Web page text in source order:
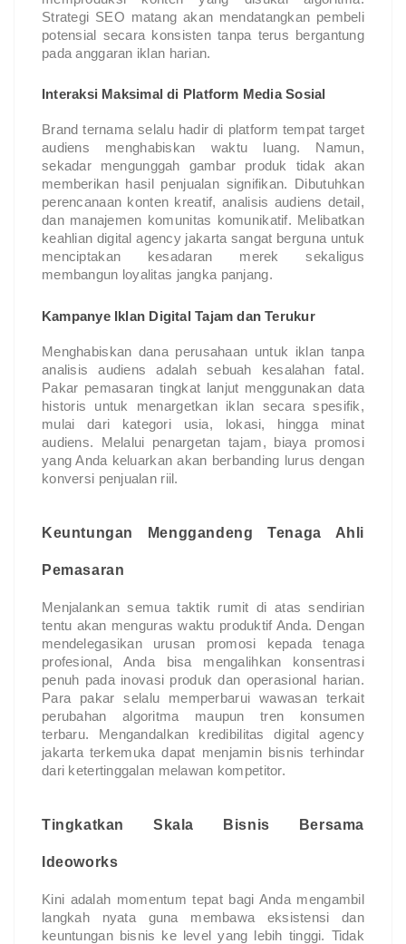
Strategi SEO matang akan mendatangkan pembeli
potensial secara konsisten tanpa terus bergantung
pada anggaran iklan harian.
Interaksi Maksimal di Platform Media Sosial
Brand ternama selalu hadir di platform tempat target
audiens menghabiskan waktu luang. Namun,
sekadar mengunggah gambar produk tidak akan
memberikan hasil penjualan signifikan. Dibutuhkan
perencanaan konten kreatif, analisis audiens detail,
dan manajemen komunitas komunikatif. Melibatkan
keahlian digital agency jakarta sangat berguna untuk
menciptakan kesadaran merek sekaligus
membangun loyalitas jangka panjang.
Kampanye Iklan Digital Tajam dan Terukur
Menghabiskan dana perusahaan untuk iklan tanpa
analisis audiens adalah sebuah kesalahan fatal.
Pakar pemasaran tingkat lanjut menggunakan data
historis untuk menargetkan iklan secara spesifik,
mulai dari kategori usia, lokasi, hingga minat
audiens. Melalui penargetan tajam, biaya promosi
yang Anda keluarkan akan berbanding lurus dengan
konversi penjualan riil.
Keuntungan Menggandeng Tenaga Ahli
Pemasaran
Menjalankan semua taktik rumit di atas sendirian
tentu akan menguras waktu produktif Anda. Dengan
mendelegasikan urusan promosi kepada tenaga
profesional, Anda bisa mengalihkan konsentrasi
penuh pada inovasi produk dan operasional harian.
Para pakar selalu memperbarui wawasan terkait
perubahan algoritma maupun tren konsumen
terbaru. Mengandalkan kredibilitas digital agency
jakarta terkemuka dapat menjamin bisnis terhindar
dari ketertinggalan melawan kompetitor.
Tingkatkan Skala Bisnis Bersama
Ideoworks
Kini adalah momentum tepat bagi Anda mengambil
langkah nyata guna membawa eksistensi dan
keuntungan bisnis ke level yang lebih tinggi. Tidak